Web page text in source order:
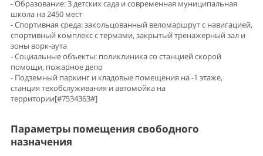
- Образование: 3 детских сада и современная муниципальная
школа на 2450 мест
- Спортивная среда: закольцованный веломаршрут с навигацией,
спортивный комплекс с термами, закрытый тренажерный зал и
зоны ворк-аута
- Социальные объекты: поликлиника со станцией скорой
помощи, пожарное депо
- Подземный паркинг и кладовые помещения на -1 этаже,
станция техобслуживания и автомойка на
территории[#7534363#]
Параметры помещения свободного
назначения